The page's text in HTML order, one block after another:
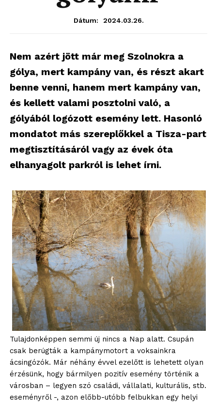
Dátum: 2024.03.26.
Nem azért jött már meg Szolnokra a
gólya, mert kampány van, és részt akart
benne venni, hanem mert kampány van,
és kellett valami posztolni való, a
gólyából logózott esemény lett. Hasonló
mondatot más szereplőkkel a Tisza-part
megtisztításáról vagy az évek óta
elhanyagolt parkról is lehet írni.
Tulajdonképpen semmi új nincs a Nap alatt. Csupán
csak berúgták a kampánymotort a voksainkra
ácsingózók. Már néhány évvel ezelőtt is lehetett olyan
érzésünk, hogy bármilyen pozitív esemény történik a
városban – legyen szó családi, vállalati, kulturális, stb.
eseményről -, azon előbb-utóbb felbukkan egy helyi